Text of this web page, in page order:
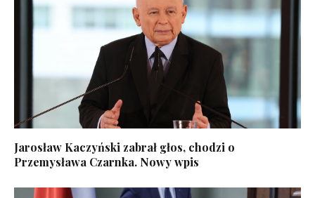
Jarosław Kaczyński zabrał głos, chodzi o
Przemysława Czarnka. Nowy wpis